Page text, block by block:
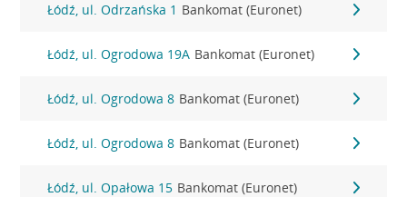
Łódź, ul. Odrzańska 1 Bankomat (Euronet)
Łódź, ul. Ogrodowa 19A Bankomat (Euronet)
Łódź, ul. Ogrodowa 8 Bankomat (Euronet)
Łódź, ul. Ogrodowa 8 Bankomat (Euronet)
Łódź, ul. Opałowa 15 Bankomat (Euronet)